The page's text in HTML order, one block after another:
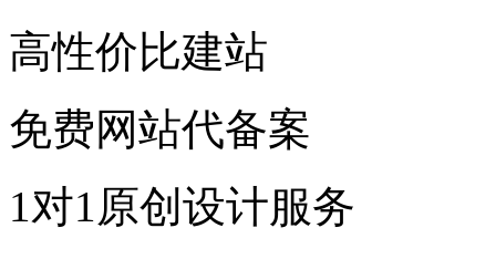
高性价比建站
免费网站代备案
1对1原创设计服务